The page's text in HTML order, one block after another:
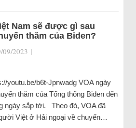
Nam sẽ được gì sau
thăm của Biden?
09/2023 |
youtu.be/b6t-Jpnwadg VOA ngày
thăm của Tổng thống Biden đến
ngày sắp tới. Theo đó, VOA đã
Việt ở Hải ngoại về chuyến…